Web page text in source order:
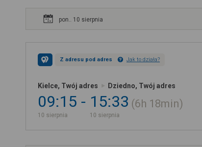
pon.. 10 sierpnia
Z adresu pod adres Jak to działa?
Kielce, Twój adres Dziedno, Twój adres
09:15
10 sierpnia
15:33
10 sierpnia
6h 18min